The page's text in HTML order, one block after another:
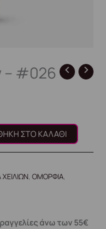
– #026
ΣΤΟ ΚΑΛΆΘΙ
, ΟΜΟΡΦΙΑ,
άνω των 55€